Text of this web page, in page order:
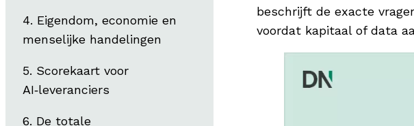
Eigendom, economie en
menselijke handelingen
Scorekaart voor
AI‑leveranciers
De totale
beschrijft de exacte
voordat kapitaal of data